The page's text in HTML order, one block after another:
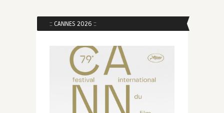
:: CANNES 2026 ::